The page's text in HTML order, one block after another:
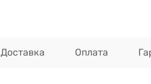
Доставка Оплата